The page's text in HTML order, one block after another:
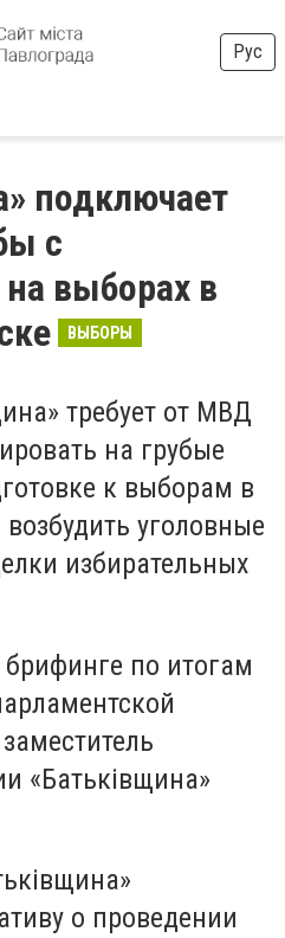
Рус
подключает
с
выборах в
ВЫБОРЫ
требует от МВД
на грубые
к выборам в
уголовные
избирательных
по итогам
«Батьківщина»
о проведении